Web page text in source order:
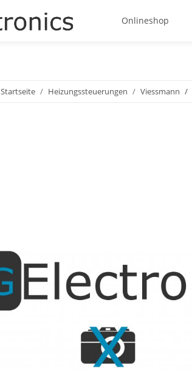
Onlineshop
Startseite Heizungssteuerungen Viessmann